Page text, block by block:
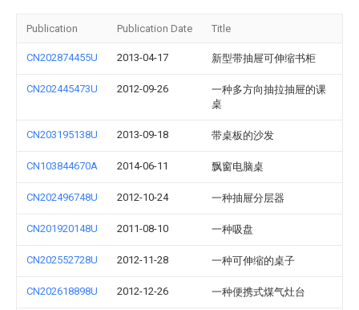
Publication Publication Date Title
CN202874455U 2013-04-17 新型带抽屉可伸缩书柜
CN202445473U 2012-09-26
一种多方向抽拉抽屉的课
桌
CN203195138U 2013-09-18 带桌板的沙发
CN103844670A 2014-06-11 飘窗电脑桌
CN202496748U 2012-10-24 一种抽屉分层器
CN201920148U 2011-08-10 一种吸盘
CN202552728U 2012-11-28 一种可伸缩的桌子
CN202618898U 2012-12-26 一种便携式煤气灶台